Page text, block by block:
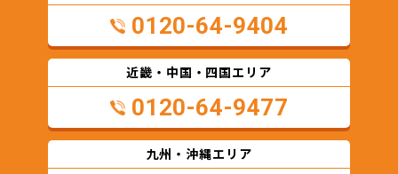
0120-64-9404
近畿・中国・四国エリア
0120-64-9477
九州・沖縄エリア